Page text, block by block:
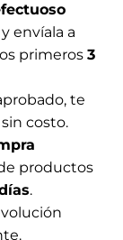
envíala a
primeros 3
te
costo.
productos
.